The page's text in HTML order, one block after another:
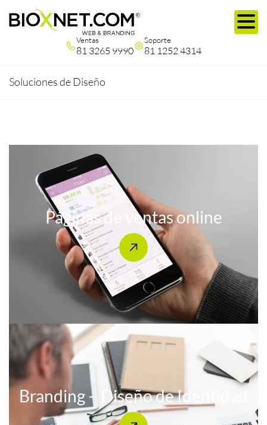
Ventas
81 3265 9990
Soporte
81 1252 4314
Soluciones de Diseño
Páginas de ventas online
Branding – Diseño de Identidad